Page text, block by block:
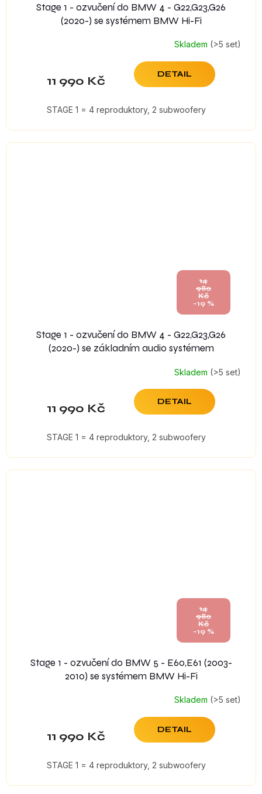
Stage 1 - ozvučení do BMW 4 - G22,G23,G26
(2020-) se systémem BMW Hi-Fi
Skladem (>5 set)
11 990 Kč DETAIL
STAGE 1 = 4 reproduktory, 2 subwoofery
14
980
Kč
–19 %
Stage 1 - ozvučení do BMW 4 - G22,G23,G26
(2020-) se základním audio systémem
Skladem (>5 set)
11 990 Kč DETAIL
STAGE 1 = 4 reproduktory, 2 subwoofery
14
980
Kč
–19 %
Stage 1 - ozvučení do BMW 5 - E60,E61 (2003-
2010) se systémem BMW Hi-Fi
Skladem (>5 set)
11 990 Kč DETAIL
STAGE 1 = 4 reproduktory, 2 subwoofery